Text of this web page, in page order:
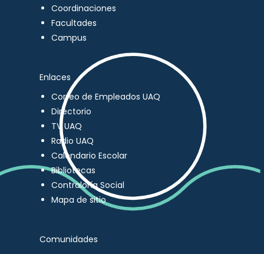
Coordinaciones
Facultades
Campus
Enlaces
Correo de Empleados UAQ
Directorio
TV UAQ
Radio UAQ
Calendario Escolar
Bibliotecas
Contraloría Social
Mapa de sitio
Comunidades